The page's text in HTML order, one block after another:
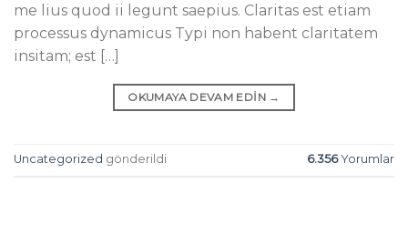
me lius quod ii legunt saepius. Claritas est etiam
processus dynamicus Typi non habent claritatem
insitam; est […]
OKUMAYA DEVAM EDIN →
Uncategorized gönderildi 6.356Yorumlar